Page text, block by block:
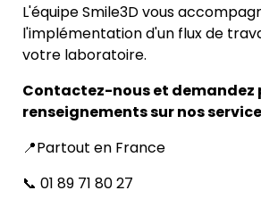
L'équipe Smile3D vous
l'implémentation d'un flux de
votre laboratoire.
Contactez-nous et demandez
renseignements sur nos
📍Partout en France
📞 01 89 71 80 27